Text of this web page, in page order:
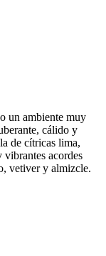
un ambiente muy
cálido y
de cítricas lima,
acordes
vetiver y almizcle.